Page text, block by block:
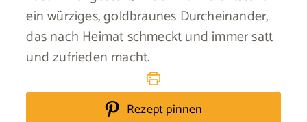
ein würziges, goldbraunes Durcheinander,
das nach Heimat schmeckt und immer satt
und zufrieden macht.
Rezept pinnen